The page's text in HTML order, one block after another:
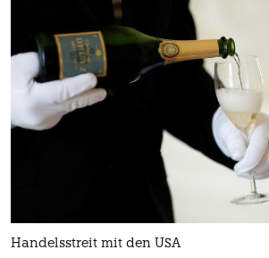
Handelsstreit mit den USA